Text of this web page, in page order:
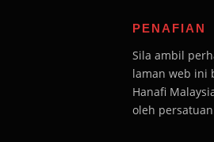
PENAFIAN
Sila ambil
laman web ini
Hanafi
oleh